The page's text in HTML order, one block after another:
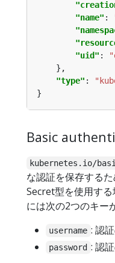
"name" :
"uid" :
"type" :
Basic
kubernetes.io/
な認証を保存する
Secret型を使用す
には次の2つのキー
username : 認
password : 認